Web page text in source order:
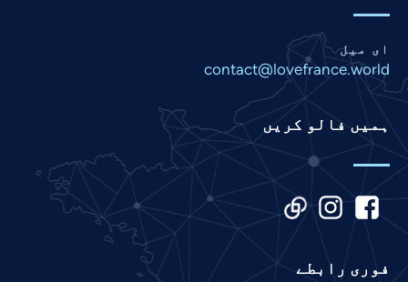
ای میل
contact@lovefrance.world
ہمیں فالو کریں
فوری رابطے
Hindi
Italian
Kannada
Khmer
Korean
Malay
Marathi